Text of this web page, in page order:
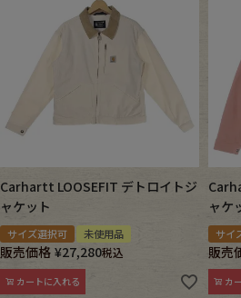
Carhartt LOOSEFIT デトロイトジ
ャケット
サイズ選択可 未使用品
販売価格 ¥27,280税込
カートに入れる
ャケ
サイ
販売
カ